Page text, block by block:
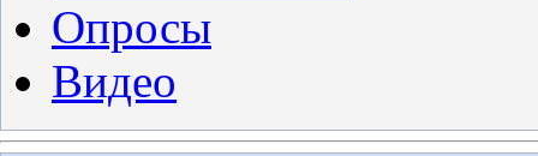
Опросы
Видео